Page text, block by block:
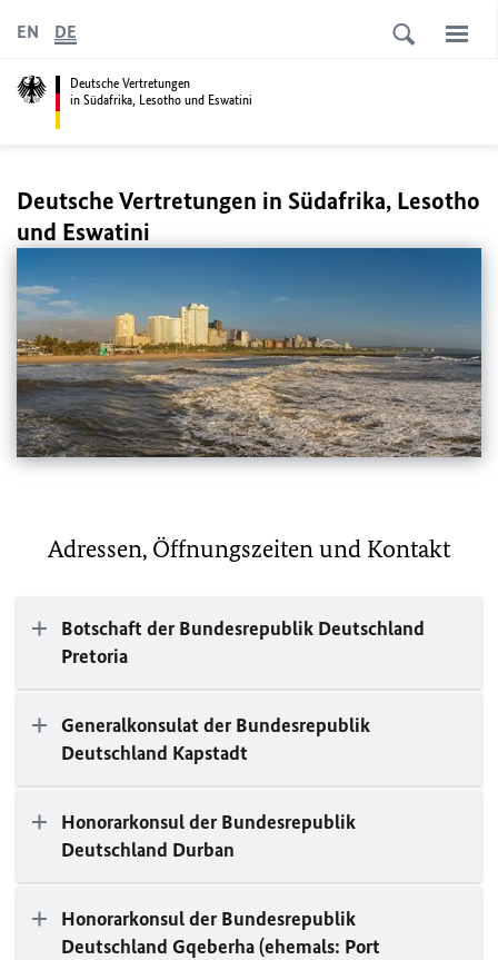
Deutsche Vertretungen
in Südafrika, Lesotho und Eswatini
EN DE
Deutsche Vertretungen in Südafrika, Lesotho
und Eswatini
Adressen, Öffnungszeiten und Kontakt
Botschaft der Bundesrepublik Deutschland
Pretoria
Generalkonsulat der Bundesrepublik
Deutschland Kapstadt
Honorarkonsul der Bundesrepublik
Deutschland Durban
Honorarkonsul der Bundesrepublik
Deutschland Gqeberha (ehemals: Port